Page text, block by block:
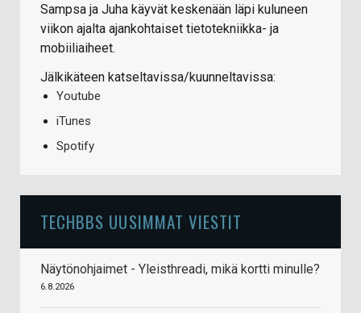
Sampsa ja Juha käyvät keskenään läpi kuluneen
viikon ajalta ajankohtaiset tietotekniikka- ja
mobiiliaiheet.
Jälkikäteen katseltavissa/kuunneltavissa:
Youtube
iTunes
Spotify
TECHBBS UUSIMMAT VIESTIT
Näytönohjaimet - Yleisthreadi, mikä kortti minulle?
6.8.2026